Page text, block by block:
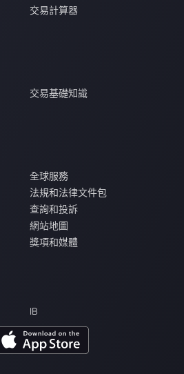
交易計算器
交易基礎知識
全球服務
法規和法律文件包
查詢和投訴
網站地圖
獎項和媒體
IB